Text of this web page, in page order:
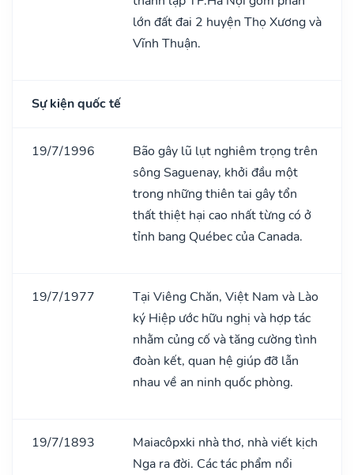
lớn đất đai 2 huyện Thọ Xương và
Vĩnh Thuận.
Sự kiện quốc tế
19/7/1996
Bão gây lũ lụt nghiêm trọng trên
sông Saguenay, khởi đầu một
trong những thiên tai gây tổn
thất thiệt hại cao nhất từng có ở
tỉnh bang Québec của Canada.
19/7/1977
Tại Viêng Chăn, Việt Nam và Lào
ký Hiệp ước hữu nghị và hợp tác
nhằm củng cố và tăng cường tình
đoàn kết, quan hệ giúp đỡ lẫn
nhau về an ninh quốc phòng.
19/7/1893
Maiacôpxki nhà thơ, nhà viết kịch
Nga ra đời. Các tác phẩm nổi